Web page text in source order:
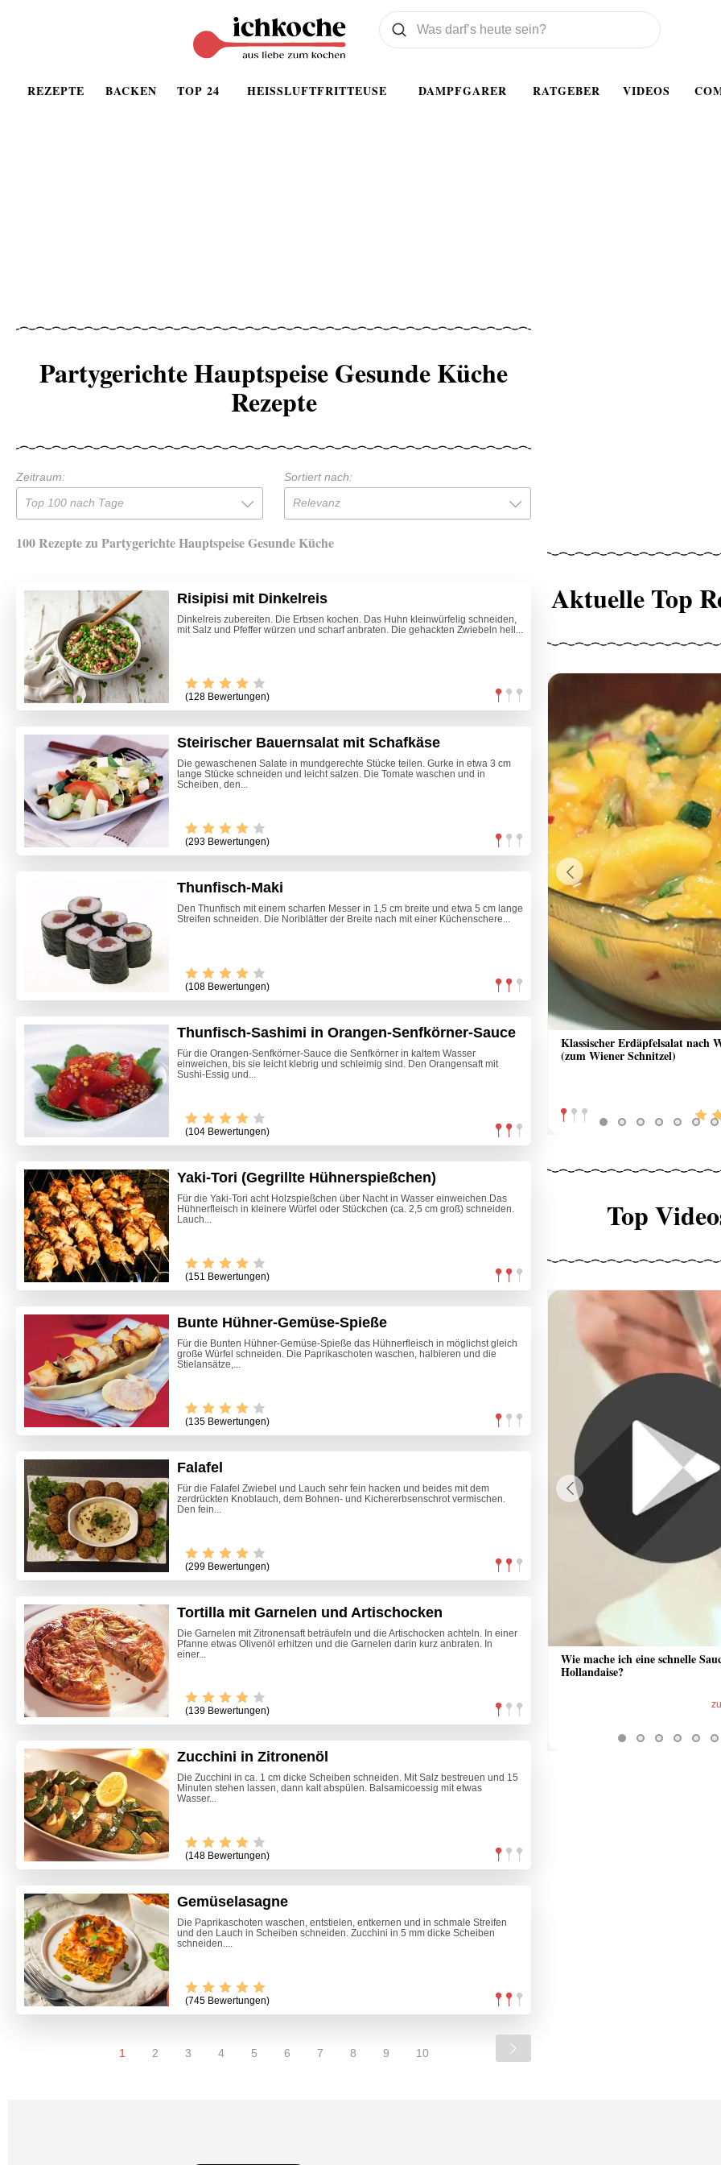
REZEPTE BACKEN TOP 24 HEISSLUFTFRITTEUSE DAMPFGARER RATGEBER VIDEOS
Was wollen Sie suchen
Suchen
Partygerichte Hauptspeise Gesunde Küche
Rezepte
Zeitraum:
Top 100 nach Tage
Sortiert nach:
Relevanz
100 Rezepte zu Partygerichte Hauptspeise Gesunde Küche
Risipisi mit Dinkelreis
Dinkelreis zubereiten. Die Erbsen kochen. Das Huhn kleinwürfelig schneiden,
mit Salz und Pfeffer würzen und scharf anbraten. Die gehackten Zwiebeln hell...
(128 Bewertungen)
Steirischer Bauernsalat mit Schafkäse
Die gewaschenen Salate in mundgerechte Stücke teilen. Gurke in etwa 3 cm
lange Stücke schneiden und leicht salzen. Die Tomate waschen und in
Scheiben, den...
(293 Bewertungen)
Thunfisch-Maki
Den Thunfisch mit einem scharfen Messer in 1,5 cm breite und etwa 5 cm lange
Streifen schneiden. Die Noriblätter der Breite nach mit einer Küchenschere...
(108 Bewertungen)
Thunfisch-Sashimi in Orangen-Senfkörner-Sauce
Für die Orangen-Senfkörner-Sauce die Senfkörner in kaltem Wasser
einweichen, bis sie leicht klebrig und schleimig sind. Den Orangensaft mit
Sushi-Essig und...
(104 Bewertungen)
Yaki-Tori (Gegrillte Hühnerspießchen)
Für die Yaki-Tori acht Holzspießchen über Nacht in Wasser einweichen.Das
Hühnerfleisch in kleinere Würfel oder Stückchen (ca. 2,5 cm groß) schneiden.
Lauch...
(151 Bewertungen)
Bunte Hühner-Gemüse-Spieße
Für die Bunten Hühner-Gemüse-Spieße das Hühnerfleisch in möglichst gleich
große Würfel schneiden. Die Paprikaschoten waschen, halbieren und die
Stielansätze,...
(135 Bewertungen)
Falafel
Für die Falafel Zwiebel und Lauch sehr fein hacken und beides mit dem
zerdrückten Knoblauch, dem Bohnen- und Kichererbsenschrot vermischen.
Den fein...
(299 Bewertungen)
Tortilla mit Garnelen und Artischocken
Die Garnelen mit Zitronensaft beträufeln und die Artischocken achteln. In einer
Pfanne etwas Olivenöl erhitzen und die Garnelen darin kurz anbraten. In
einer...
(139 Bewertungen)
Zucchini in Zitronenöl
Die Zucchini in ca. 1 cm dicke Scheiben schneiden. Mit Salz bestreuen und 15
Minuten stehen lassen, dann kalt abspülen. Balsamicoessig mit etwas
Wasser...
(148 Bewertungen)
Gemüselasagne
Die Paprikaschoten waschen, entstielen, entkernen und in schmale Streifen
und den Lauch in Scheiben schneiden. Zucchini in 5 mm dicke Scheiben
schneiden....
(745 Bewertungen)
1 2 3 4 5 6 7 8 9 10
Aktuelle Top
Klassischer Erdäpfelsalat nach
(zum Wiener Schnitzel)
Marillenkuchen mit Streusel
Previous
Top
Wie mache ich eine schnelle
Hollandaise?
zum Video
Previous